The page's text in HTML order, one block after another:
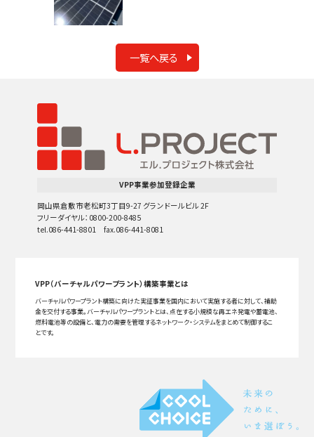
一覧へ戻る
VPP事業参加登録企業
岡山県倉敷市老松町3丁目9-27 グランドールビル 2F
フリーダイヤル：0800-200-8485
tel.086-441-8801 fax.086-441-8081
VPP（バーチャルパワープラント）構築事業とは
バーチャルパワープラント構築に向けた実証事業を国内において実施する者に対して、補助
金を交付する事業。バーチャルパワープラントとは、点在する小規模な再エネ発電や蓄電池、
燃料電池等の設備と、電力の需要を管理するネットワーク・システムをまとめて制御するこ
とです。